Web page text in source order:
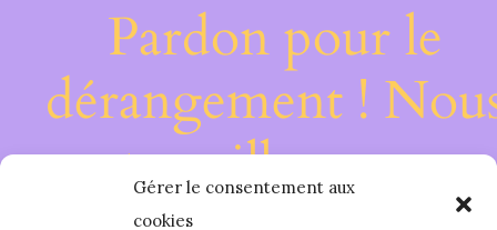
Gérer le consentement aux
cookies
Pardon pour le
dérangement !
travaillons sur